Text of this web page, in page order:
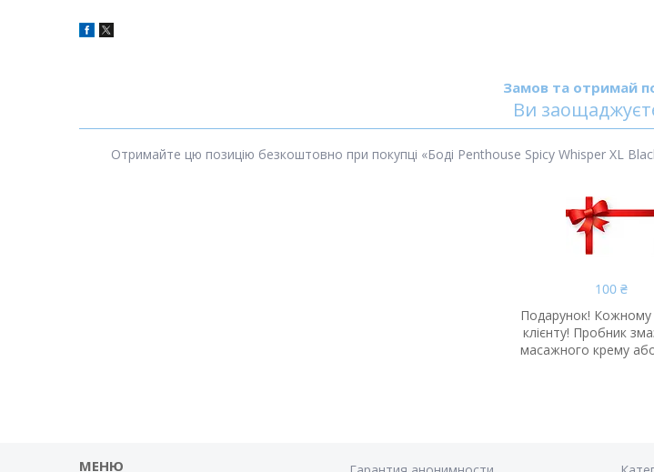
Замов та отримай
Ви
Отримайте цю позицію безкоштовно при покупці «Боді Penthouse Spicy Whisper XL
100 ₴
Подарунок!
клієнту! Пробник
масажного крему
МЕНЮ